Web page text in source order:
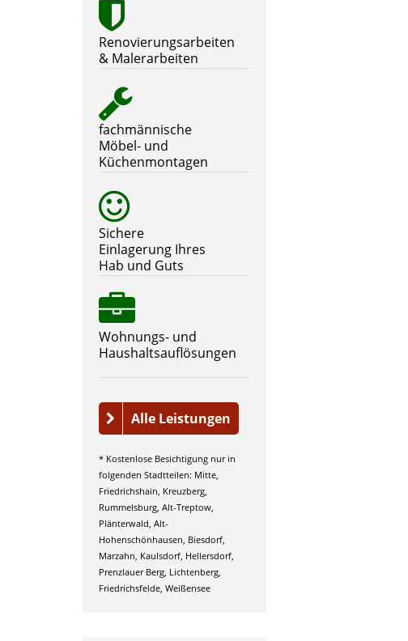
Renovierungsarbeiten
& Malerarbeiten
fachmännische
Möbel- und
Küchenmontagen
Sichere
Einlagerung Ihres
Hab und Guts
Wohnungs- und
Haushaltsauflösungen
Alle Leistungen
* Kostenlose Besichtigung nur in
folgenden Stadtteilen: Mitte,
Friedrichshain, Kreuzberg,
Rummelsburg, Alt-Treptow,
Plänterwald, Alt-
Hohenschönhausen, Biesdorf,
Marzahn, Kaulsdorf, Hellersdorf,
Prenzlauer Berg, Lichtenberg,
Friedrichsfelde, Weißensee